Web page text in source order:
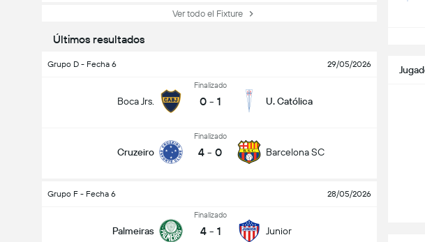
Ver todo el Fixture
Últimos resultados
Grupo D - Fecha 6 29/05/2026
Boca Jrs.
Finalizado
0 - 1 U. Católica
Cruzeiro
Finalizado
4 - 0 Barcelona SC
Grupo F - Fecha 6 28/05/2026
Palmeiras
Finalizado
4 - 1 Junior